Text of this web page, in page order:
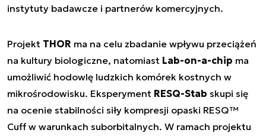
instytuty badawcze i partnerów komercyjnych.
Projekt THOR ma na celu zbadanie wpływu przeciążeń
na kultury biologiczne, natomiast Lab-on-a-chip ma
umożliwić hodowlę ludzkich komórek kostnych w
mikrośrodowisku. Eksperyment RESQ-Stab skupi się
na ocenie stabilności siły kompresji opaski RESQ™
Cuff w warunkach suborbitalnych. W ramach projektu